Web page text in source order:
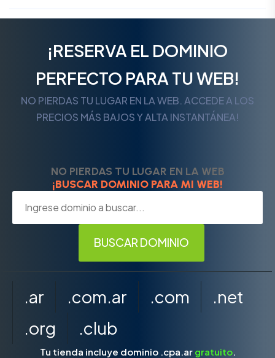
¡RESERVA EL DOMINIO
PERFECTO PARA TU WEB!
NO PIERDAS TU LUGAR EN LA WEB. ACCEDE A LOS
PRECIOS MÁS BAJOS Y ALTA INSTANTÁNEA!
NO PIERDAS TU LUGAR EN LA WEB
¡BUSCAR DOMINIO PARA MI WEB!
.ar .com.ar .com
.net
.org
.club
Tu tienda incluye dominio .cpa.ar gratuito.